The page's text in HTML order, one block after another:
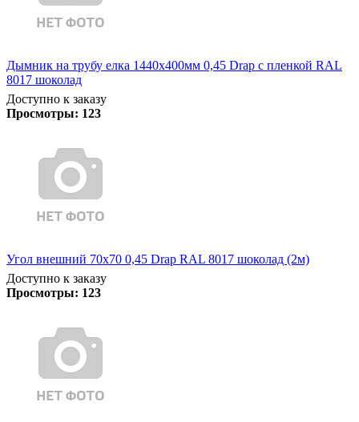
Дымник на трубу елка 1440х400мм 0,45 Drap с пленкой RAL
8017 шоколад
Доступно к заказу
Просмотры: 123
Угол внешний 70х70 0,45 Drap RAL 8017 шоколад (2м)
Доступно к заказу
Просмотры: 123